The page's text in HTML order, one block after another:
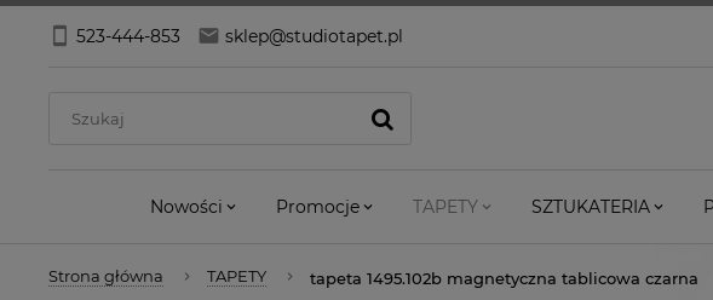
523-444-853 sklep@studiotapet.pl
Nowości Promocje TAPETY SZTUKATERIA
Strona główna TAPETY tapeta 1495.102b magnetyczna tablicowa czarna